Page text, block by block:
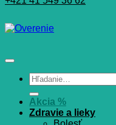
Hľadať:
Akcia %
Zdravie a lieky